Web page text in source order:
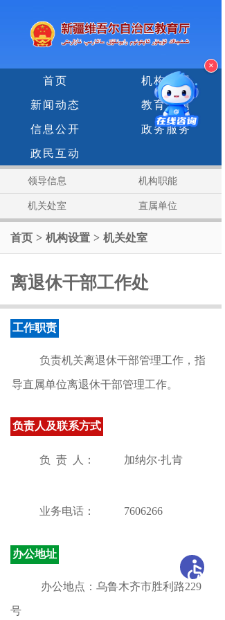
首页 机构设置
新闻动态 教育专题
信息公开 政务服务
政民互动
领导信息 机构职能
机关处室 直属单位
首页 > 机构设置 > 机关处室
离退休干部工作处
工作职责
负责机关离退休干部管理工作 ， 指
导直属单位离退休干部管理工作。
负责人及联系方式
负 责 人： 加纳尔·扎肯
业务电话： 7606266
办公地址
办公地点：乌鲁木齐市胜利路229
号
×